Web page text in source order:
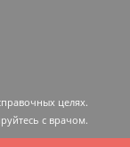
целях.
c врачом.